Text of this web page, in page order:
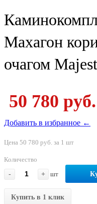
Махагон
очагом
50 780 руб.
Добавить в избранное ←
Цена 50 780 руб. за 1 шт
Количество
-
+ шт
Купить в 1 клик